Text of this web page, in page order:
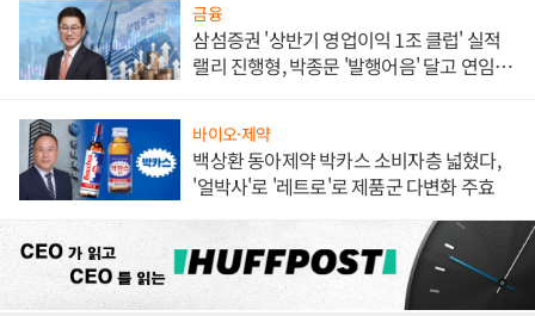
금융
삼섬증권 '상반기 영업이익 1조 클럽' 실적
랠리 진행형, 박종문 '발행어음' 달고 연임 향
바이오·제약
백상환 동아제약 박카스 소비자층 넓혔다,
'얼박사'로 '레트로'로 제품군 다변화 주효